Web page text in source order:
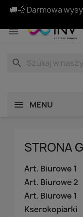
🚚💨 Darmowa

search
MENU
STRONA
Art. Biurowe 1
Art. Biurowe 2
Art. Biurowe 1
Kserokopiarki